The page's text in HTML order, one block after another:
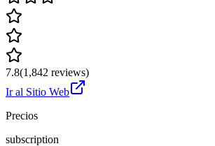
7.8(1,842 reviews)
Ir al Sitio Web
Precios
subscription